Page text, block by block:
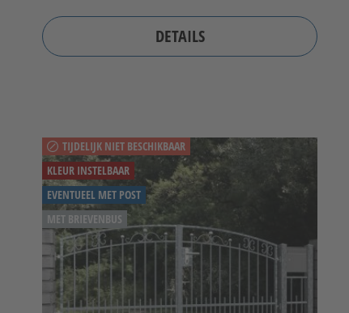
DETAILS
TIJDELIJK NIET BESCHIKBAAR
KLEUR INSTELBAAR
EVENTUEEL MET POST
MET BRIEVENBUS